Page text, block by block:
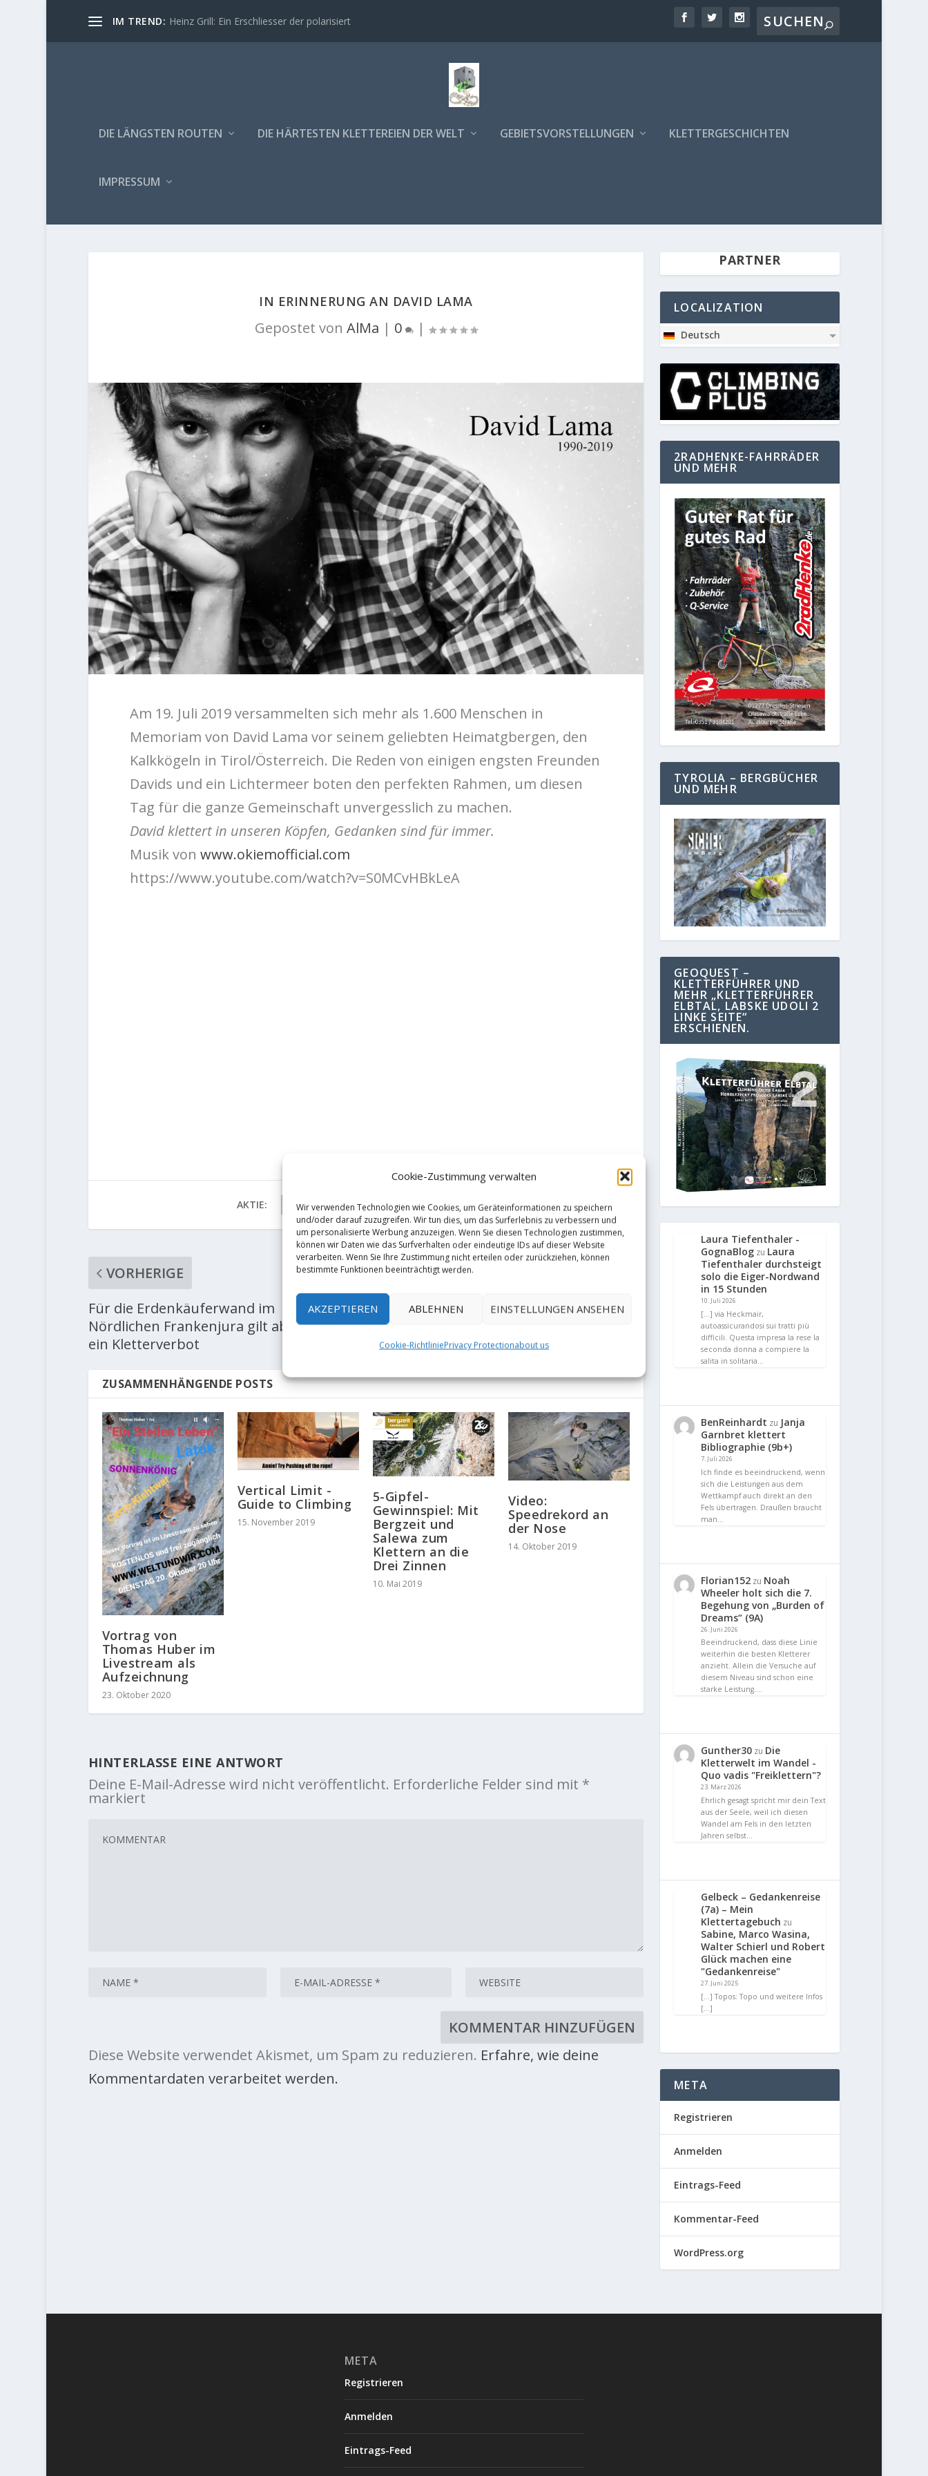
Cookie-Zustimmung verwalten
Wir verwenden Technologien wie Cookies, um Geräteinformationen zu speichern
und/oder darauf zuzugreifen. Wir tun dies, um das Surferlebnis zu verbessern und
um personalisierte Werbung anzuzeigen. Wenn Sie diesen Technologien zustimmen,
können wir Daten wie das Surfverhalten oder eindeutige IDs auf dieser Website
verarbeiten. Wenn Sie Ihre Zustimmung nicht erteilen oder zurückziehen, können
bestimmte Funktionen beeinträchtigt werden.
AKZEPTIEREN ABLEHNEN EINSTELLUNGEN ANSEHEN
Cookie-RichtliniePrivacy Protectionabout us
IM TREND: Heinz Grill: Ein Erschliesser der polarisiert
DIE LÄNGSTEN ROUTEN DIE HÄRTESTEN KLETTEREIEN DER WELT GEBIETSVORSTELLUNGEN KLETTERGESCHICHTEN
IMPRESSUM
IN ERINNERUNG AN DAVID LAMA
Gepostet von AlMa | 0 |
Am 19. Juli 2019 versammelten sich mehr als 1.600 Menschen in
Memoriam von David Lama vor seinem geliebten Heimatgbergen, den
Kalkkögeln in Tirol/Österreich. Die Reden von einigen engsten Freunden
Davids und ein Lichtermeer boten den perfekten Rahmen, um diesen
Tag für die ganze Gemeinschaft unvergesslich zu machen.
David klettert in unseren Köpfen, Gedanken sind für immer.
Musik von www.okiemofficial.com
https://www.youtube.com/watch?v=S0MCvHBkLeA
AKTIE: RATE:
VORHERIGE
Für die Erdenkäuferwand im
Nördlichen Frankenjura gilt ab sofort
ein Kletterverbot
Der Lohn der Angst...
ZUSAMMENHÄNGENDE POSTS
Vortrag von
Thomas Huber im
Livestream als
Aufzeichnung
23. Oktober 2020
Vertical Limit -
Guide to Climbing
15. November 2019
5-Gipfel-
Gewinnspiel: Mit
Bergzeit und
Salewa zum
Klettern an die
Drei Zinnen
10. Mai 2019
Video:
Speedrekord an
der Nose
14. Oktober 2019
HINTERLASSE EINE ANTWORT
Deine E-Mail-Adresse wird nicht veröffentlicht. Erforderliche Felder sind mit *
markiert
Diese Website verwendet Akismet, um Spam zu reduzieren. Erfahre, wie deine
Kommentardaten verarbeitet werden.
PARTNER
LOCALIZATION
Deutsch
2RADHENKE-FAHRRÄDER
UND MEHR
TYROLIA – BERGBÜCHER
UND MEHR
GEOQUEST –
KLETTERFÜHRER UND
MEHR „KLETTERFÜHRER
ELBTAL, LABSKE UDOLI 2
LINKE SEITE“
ERSCHIENEN.
Laura Tiefenthaler -
GognaBlog zu Laura
Tiefenthaler durchsteigt
solo die Eiger-Nordwand
in 15 Stunden
10. Juli 2026
[…] via Heckmair,
autoassicurandosi sui tratti più
difficili. Questa impresa la rese la
seconda donna a compiere la
salita in solitaria…
BenReinhardt zu Janja
Garnbret klettert
Bibliographie (9b+)
7. Juli 2026
Ich finde es beeindruckend, wenn
sich die Leistungen aus dem
Wettkampf auch direkt an den
Fels übertragen. Draußen braucht
man…
Florian152 zu Noah
Wheeler holt sich die 7.
Begehung von „Burden of
Dreams“ (9A)
26. Juni 2026
Beeindruckend, dass diese Linie
weiterhin die besten Kletterer
anzieht. Allein die Versuche auf
diesem Niveau sind schon eine
starke Leistung.…
Gunther30 zu Die
Kletterwelt im Wandel -
Quo vadis "Freiklettern"?
23. März 2026
Ehrlich gesagt spricht mir dein Text
aus der Seele, weil ich diesen
Wandel am Fels in den letzten
Jahren selbst…
Gelbeck – Gedankenreise
(7a) – Mein
Klettertagebuch zu
Sabine, Marco Wasina,
Walter Schierl und Robert
Glück machen eine
"Gedankenreise"
27. Juni 2025
[…] Topos: Topo und weitere Infos
[…]
META
Registrieren
Anmelden
Eintrags-Feed
Kommentar-Feed
WordPress.org
META
Registrieren
Anmelden
Eintrags-Feed